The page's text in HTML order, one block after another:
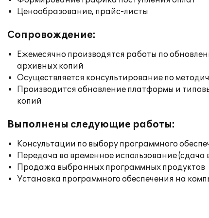
Ценообразование, прайс-листы
Сопровождение:
Ежемесячно производятся работы по
архивных копий
Осуществляется консультирование по
Производится обновление платформы и
копий
Выполнены следующие работы:
Консультации по выбору программного
Передача во временное использование (сдача
Продажа выбранных программных продуктов
Установка программного обеспечения на